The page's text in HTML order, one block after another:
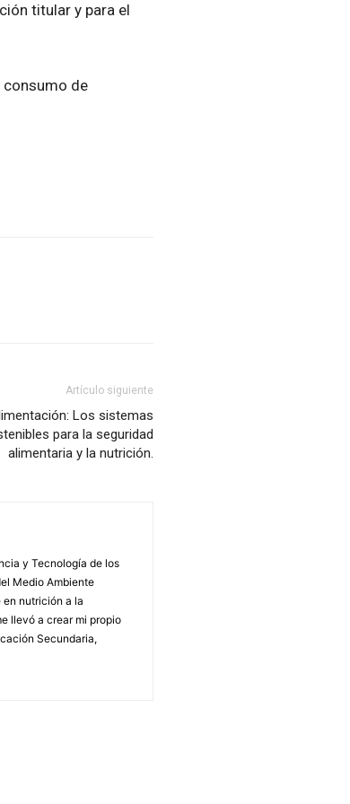
titular y para el
consumo de
Artículo siguiente
Los sistemas
para la seguridad
alimentaria y la nutrición.
y Tecnología de los
Medio Ambiente
nutrición a la
llevó a crear mi propio
Secundaria,